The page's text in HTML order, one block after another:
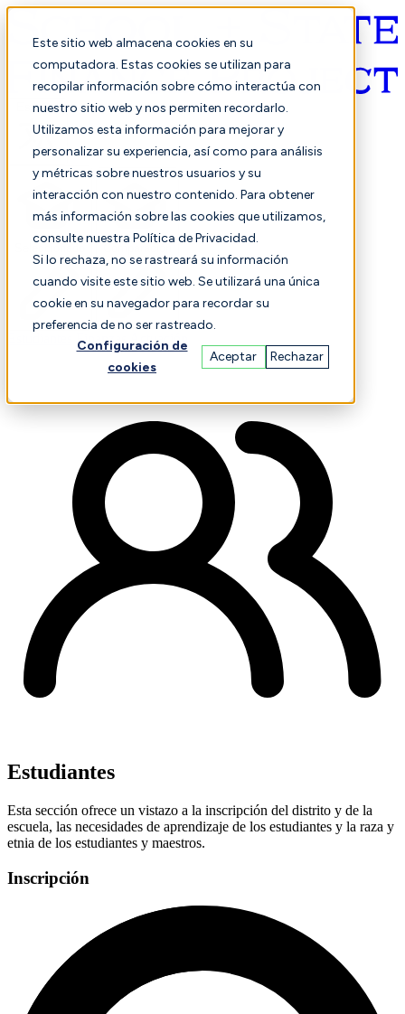
Este sitio web almacena cookies en su
computadora. Estas cookies se utilizan para
recopilar información sobre cómo interactúa con
nuestro sitio web y nos permiten recordarlo.
Utilizamos esta información para mejorar y
personalizar su experiencia, así como para análisis
y métricas sobre nuestros usuarios y su
interacción con nuestro contenido. Para obtener
más información sobre las cookies que utilizamos,
consulte nuestra Política de Privacidad.
Si lo rechaza, no se rastreará su información
cuando visite este sitio web. Se utilizará una única
cookie en su navegador para recordar su
preferencia de no ser rastreado.
Configuración de
cookies
Aceptar Rechazar
Español
Finanzas Actuación
Estudiantes
Esta sección ofrece un vistazo a la inscripción del distrito y de la
escuela, las necesidades de aprendizaje de los estudiantes y la raza y
etnia de los estudiantes y maestros.
Inscripción